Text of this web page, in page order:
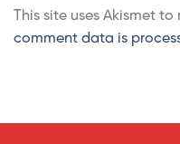
This site uses Akismet
comment data is